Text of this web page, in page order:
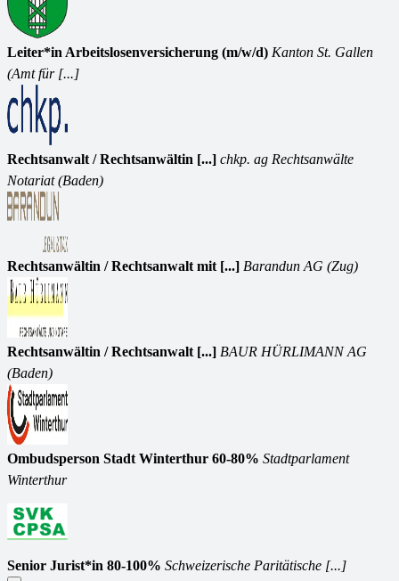
Leiter*in Arbeitslosenversicherung (m/w/d) Kanton St. Gallen
(Amt für [...]
Rechtsanwalt / Rechtsanwältin [...] chkp. ag Rechtsanwälte
Notariat (Baden)
Rechtsanwältin / Rechtsanwalt mit [...] Barandun AG (Zug)
Rechtsanwältin / Rechtsanwalt [...] BAUR HÜRLIMANN AG
(Baden)
Ombudsperson Stadt Winterthur 60-80% Stadtparlament
Winterthur
Senior Jurist*in 80-100% Schweizerische Paritätische [...]